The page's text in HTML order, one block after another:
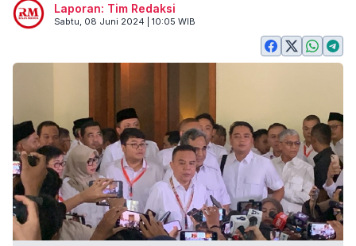
Laporan: Tim Redaksi
Sabtu, 08 Juni 2024 | 10:05 WIB